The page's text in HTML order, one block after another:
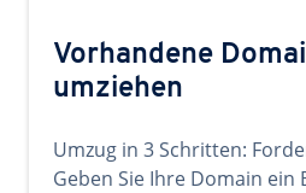
Vorhandene
umziehen
Umzug in 3 Schritten:
Geben Sie Ihre Domain ein